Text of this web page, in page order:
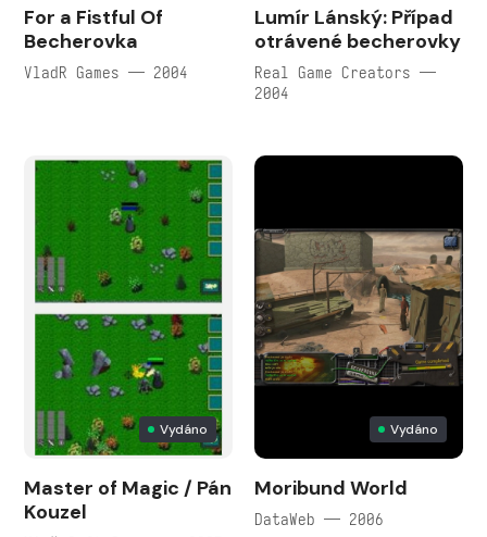
For a Fistful Of
Becherovka
VladR Games — 2004
Lumír Lánský: Případ
otrávené becherovky
Real Game Creators —
2004
Vydáno
Master of Magic / Pán
Kouzel
Vydáno
Moribund World
DataWeb — 2006